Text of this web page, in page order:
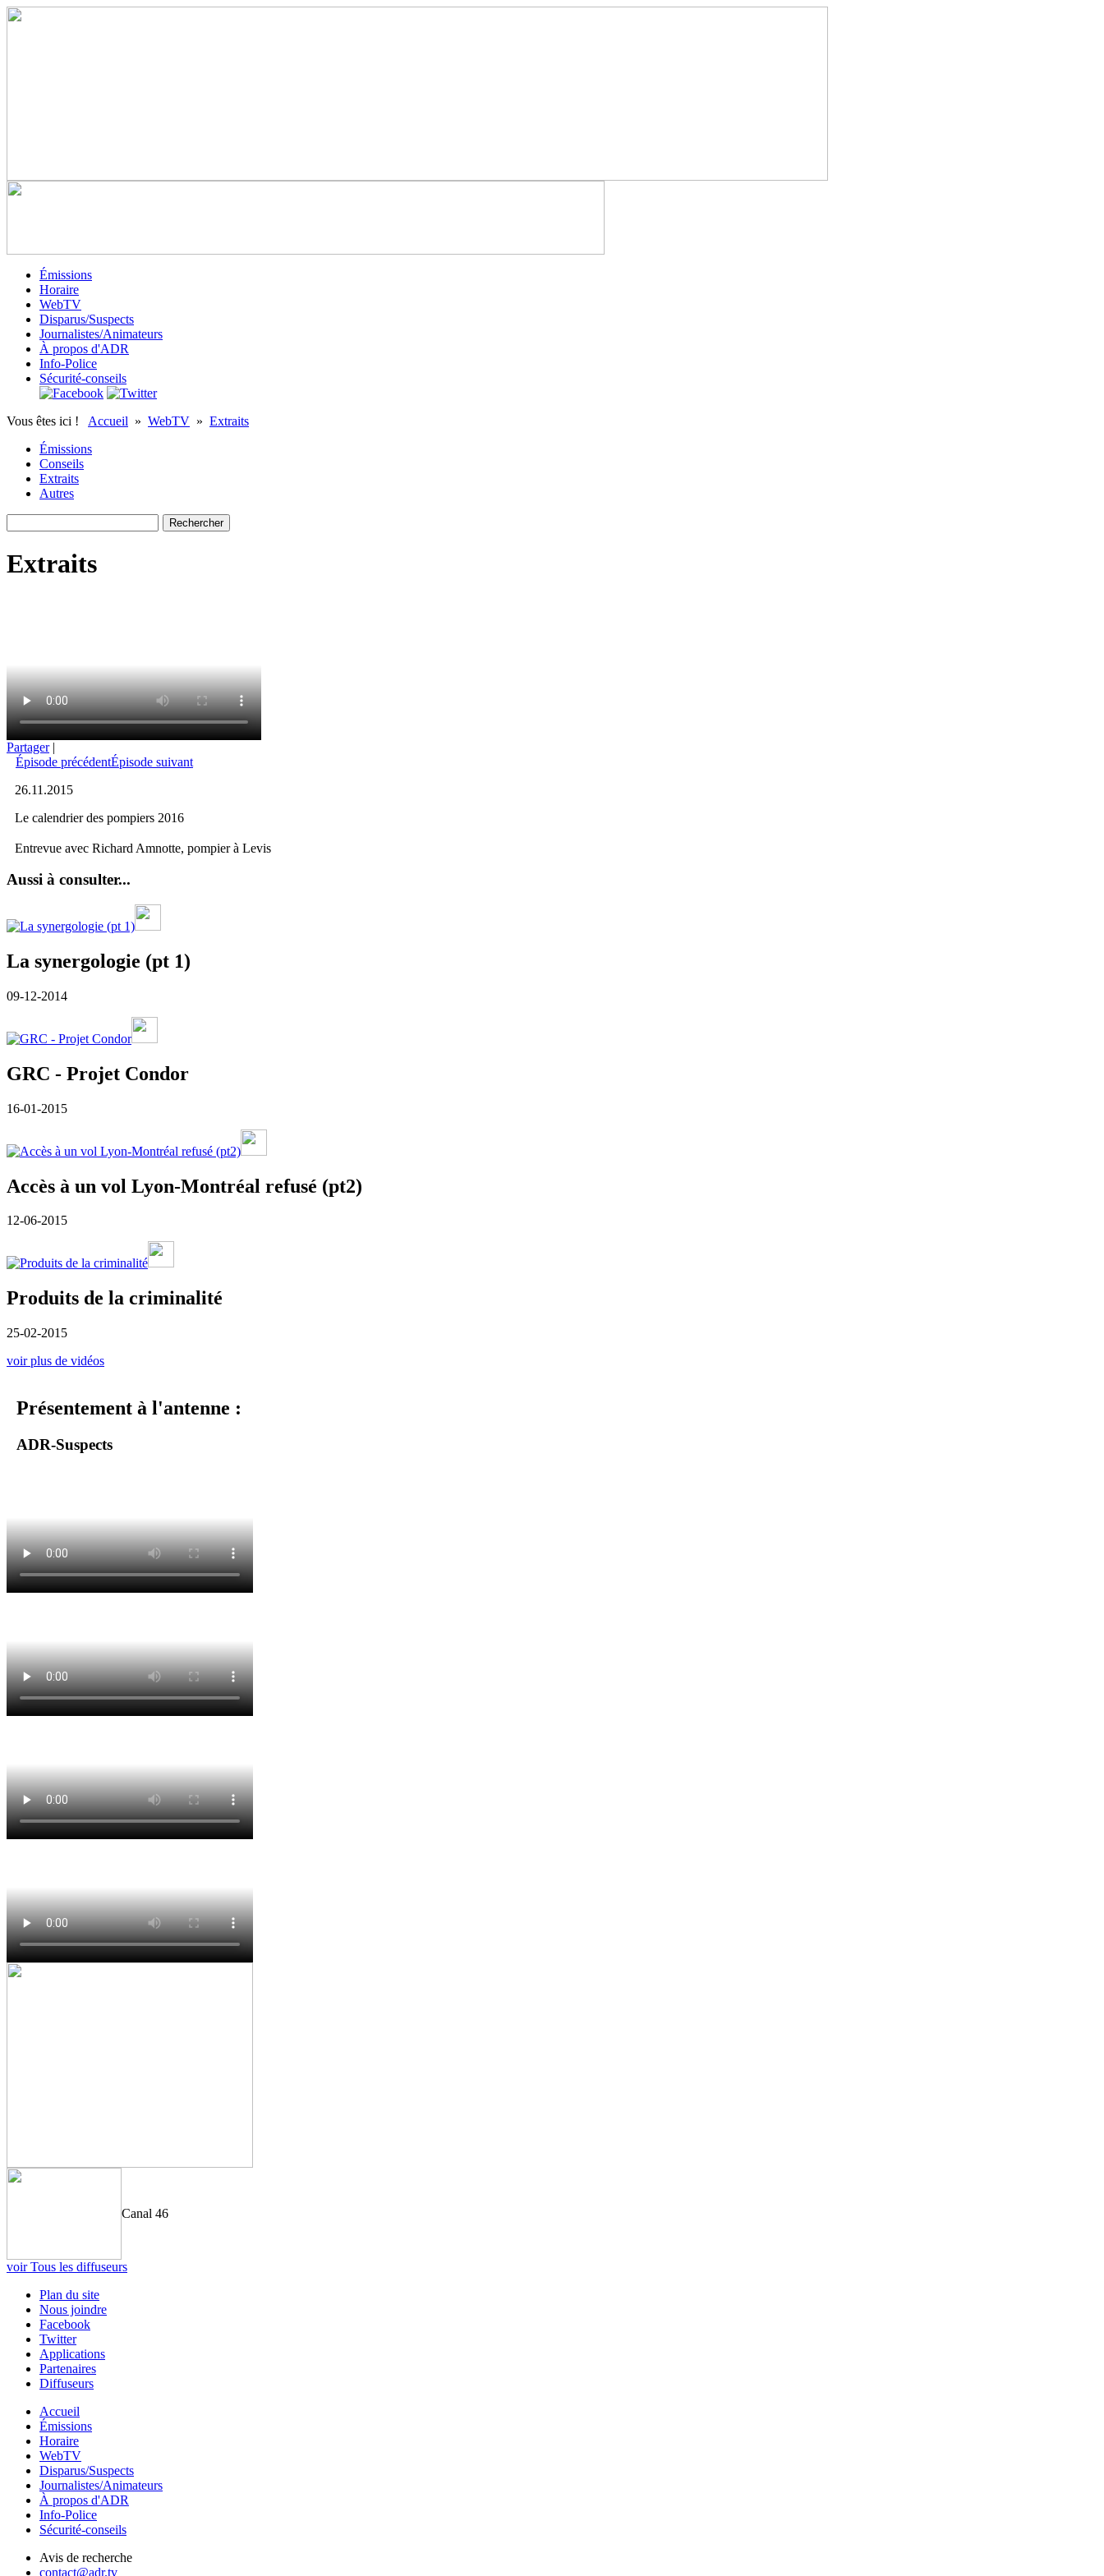
Émissions
Horaire
WebTV
Disparus/Suspects
Journalistes/Animateurs
À propos d'ADR
Info-Police
Sécurité-conseils
Vous êtes ici ! Accueil » WebTV » Extraits
Émissions
Conseils
Extraits
Autres
Extraits
Partager |
Épisode précédentÉpisode suivant
26.11.2015
Le calendrier des pompiers 2016
Entrevue avec Richard Amnotte, pompier à Levis
Aussi à consulter...
La synergologie (pt 1)
09-12-2014
GRC - Projet Condor
16-01-2015
Accès à un vol Lyon-Montréal refusé (pt2)
12-06-2015
Produits de la criminalité
25-02-2015
voir plus de vidéos
Présentement à l'antenne :
ADR-Suspects
Canal 46
voir Tous les diffuseurs
Plan du site
Nous joindre
Facebook
Twitter
Applications
Partenaires
Diffuseurs
Accueil
Émissions
Horaire
WebTV
Disparus/Suspects
Journalistes/Animateurs
À propos d'ADR
Info-Police
Sécurité-conseils
Avis de recherche
contact@adr.tv